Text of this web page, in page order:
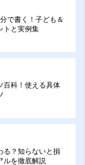
で書く！子ども＆
トと実例集
百科！使える具体
る？知らないと損
ルを徹底解説